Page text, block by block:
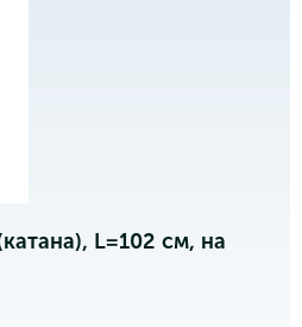
L=102 см, на